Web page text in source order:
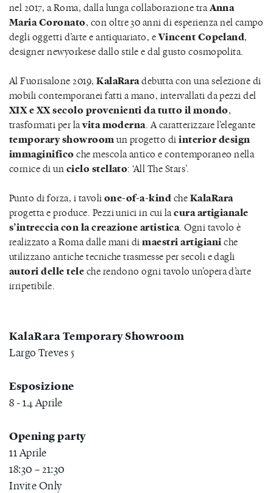
nel 2017, a Roma, dalla lunga collaborazione traAnna
Maria Coronato, con oltre 30 anni di esperienza nel campo
degli oggetti d’arte e antiquariato, eVincent Copeland,
designer newyorkese dallo stile e dal gusto cosmopolita.
Al Fuorisalone 2019,KalaRaradebutta con una selezione di
mobili contemporanei fatti a mano, intervallati da pezzi del
XIXe XX secolo provenienti da tutto il mondo,
trasformati per lavita moderna. A caratterizzare l’elegante
temporary showroom un progetto diinterior design
immaginificoche mescola antico e contemporaneo nella
cornice di uncielo stellato: ‘All The Stars’.
Punto di forza, i tavolione-of-a-kind cheKalaRara
progetta e produce. Pezzi unici in cui lacura artigianale
s’intreccia con la creazione artistica. Ogni tavolo è
realizzato a Roma dalle mani dimaestri artigiani che
utilizzano antiche tecniche trasmesse per secoli e dagli
autori delle teleche rendono ogni tavolo un’opera d’arte
irripetibile.
KalaRara Temporary Showroom
Largo Treves 5
Esposizione
8 - 14 Aprile
Opening party
11 Aprile
18:30 – 21:30
Invite Only